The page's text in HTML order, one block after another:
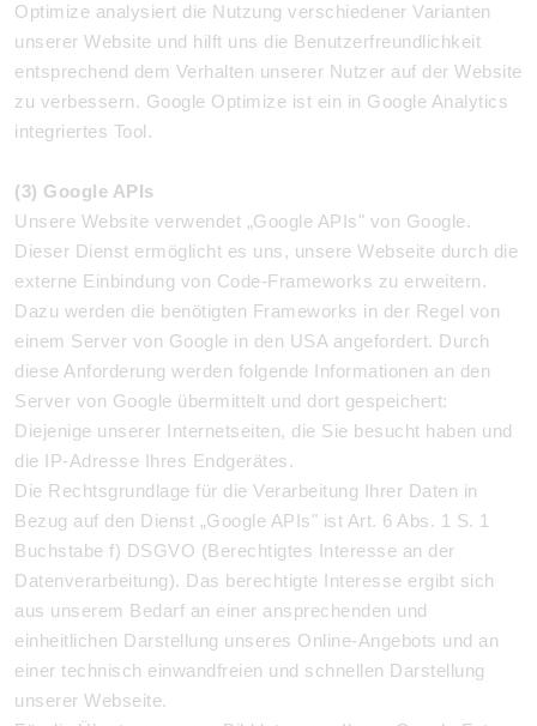
Optimize analysiert die Nutzung verschiedener Varianten
unserer Website und hilft uns die Benutzerfreundlichkeit
entsprechend dem Verhalten unserer Nutzer auf der Website
zu verbessern. Google Optimize ist ein in Google Analytics
integriertes Tool.
(3) Google APIs
Unsere Website verwendet „Google APIs" von Google.
Dieser Dienst ermöglicht es uns, unsere Webseite durch die
externe Einbindung von Code-Frameworks zu erweitern.
Dazu werden die benötigten Frameworks in der Regel von
einem Server von Google in den USA angefordert. Durch
diese Anforderung werden folgende Informationen an den
Server von Google übermittelt und dort gespeichert:
Diejenige unserer Internetseiten, die Sie besucht haben und
die IP-Adresse Ihres Endgerätes.
Die Rechtsgrundlage für die Verarbeitung Ihrer Daten in
Bezug auf den Dienst „Google APIs" ist Art. 6 Abs. 1 S. 1
Buchstabe f) DSGVO (Berechtigtes Interesse an der
Datenverarbeitung). Das berechtigte Interesse ergibt sich
aus unserem Bedarf an einer ansprechenden und
einheitlichen Darstellung unseres Online-Angebots und an
einer technisch einwandfreien und schnellen Darstellung
unserer Webseite.